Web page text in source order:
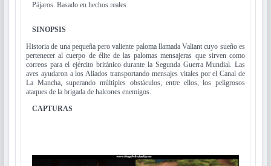
Pájaros. Basado en hechos reales
SINOPSIS
Historia de una pequeña pero valiente paloma llamada Valiant cuyo sueño es
pertenecer al cuerpo de élite de las palomas mensajeras que sirven como
correos para el ejército británico durante la Segunda Guerra Mundial. Las
aves ayudaron a los Aliados transportando mensajes vitales por el Canal de
La Mancha, superando múltiples obstáculos, entre ellos, los peligrosos
ataques de la brigada de halcones enemigos.
CAPTURAS